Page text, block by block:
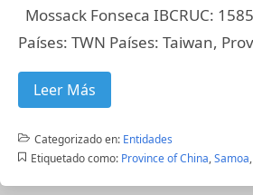
Mossack Fonseca IBCRUC:
Países: TWN Países: Taiwan,
Leer Más
Categorizado en: Entidades
Etiquetado como: Province of China,Samoa,